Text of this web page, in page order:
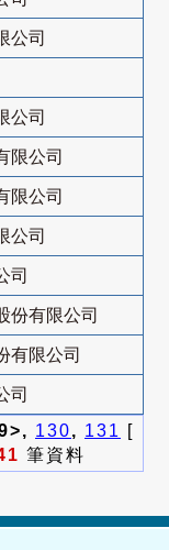
公司
公司
限公司
限公司
公司
司
份有限公司
有限公司
司
130, 131
[
筆資料